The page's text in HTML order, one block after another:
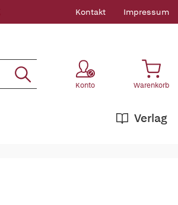
Kontakt Impressum
Konto Warenkorb
Verlag